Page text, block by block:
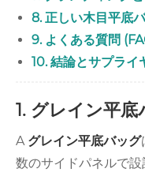
8. 正しい木目平底
9. よくある質問
10. 結論とサプライ
1. グレイン平
A グレイン平底バッグ
数のサイドパネルで